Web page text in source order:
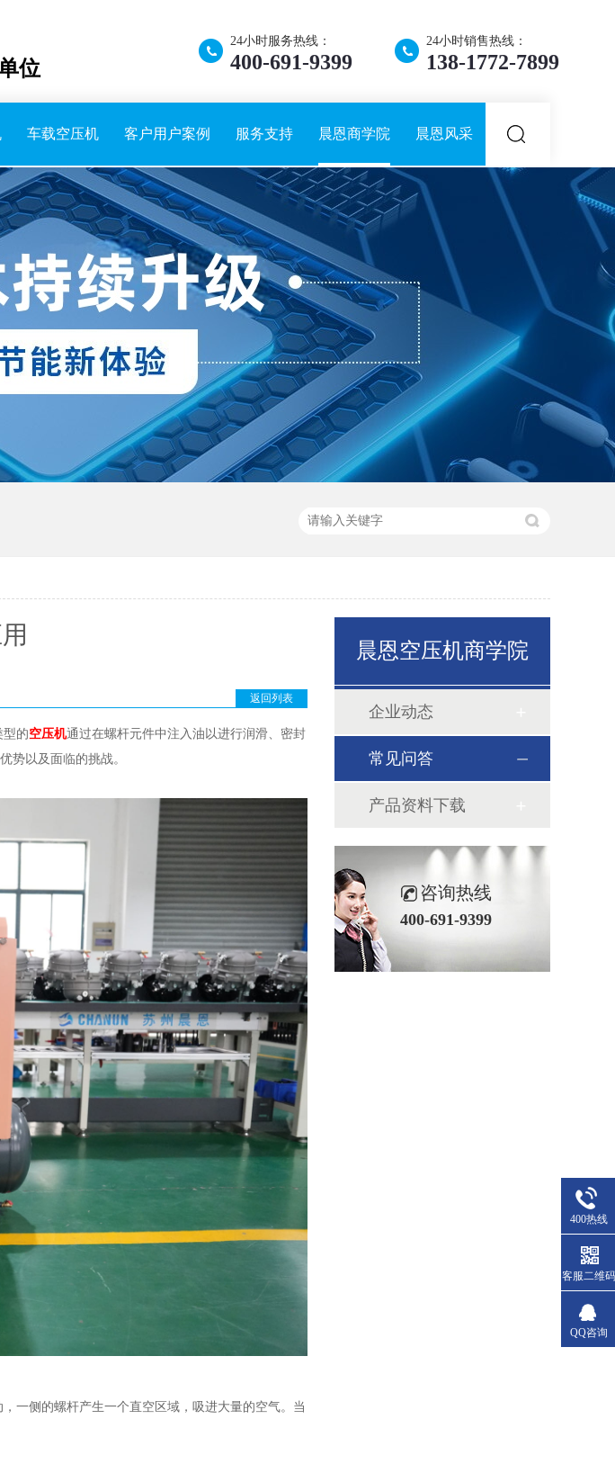
位
24小时服务热线：
400-691-9399
24小时销售热线：
138-1772-7899
车载空压机 客户用户案例 服务支持 晨恩商学院 晨恩风采
返回列表
型的空压机通过在螺杆元件中注入油以进行润滑、密封
势以及面临的挑战。
一侧的螺杆产生一个直空区域，吸进大量的空气。当
晨恩空压机商学院
企业动态
常见问答
产品资料下载
咨询热线
400-691-9399
400热线
客服二维码
QQ咨询